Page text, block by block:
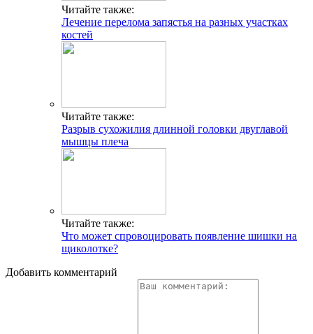
Читайте также:
Лечение перелома запястья на разных участках
костей
Читайте также:
Разрыв сухожилия длинной головки двуглавой
мышцы плеча
Читайте также:
Что может спровоцировать появление шишки на
щиколотке?
Добавить комментарий